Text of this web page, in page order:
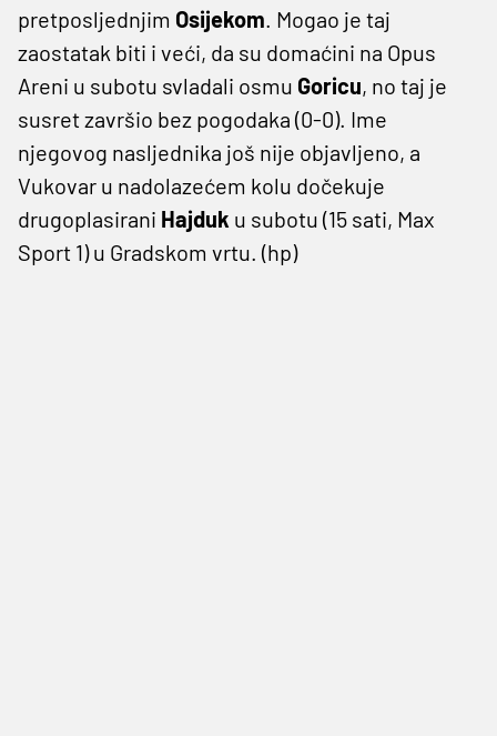
pretposljednjim Osijekom. Mogao je taj
zaostatak biti i veći, da su domaćini na Opus
Areni u subotu svladali osmu Goricu, no taj je
susret završio bez pogodaka (0-0). Ime
njegovog nasljednika još nije objavljeno, a
Vukovar u nadolazećem kolu dočekuje
drugoplasirani Hajduk u subotu (15 sati, Max
Sport 1) u Gradskom vrtu. (hp)